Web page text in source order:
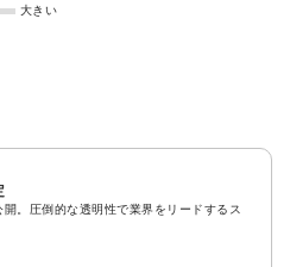
大きい
。圧倒的な透明性で業界をリードするス